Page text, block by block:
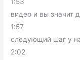
видео и вы значит
1:57
следующий шаг у
2:02